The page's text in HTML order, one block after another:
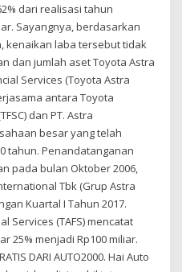
dari realisasi tahun
Sayangnya, berdasarkan
kenaikan laba tersebut tidak
dan jumlah aset Toyota Astra
Services (Toyota Astra
antara Toyota
dan PT. Astra
besar yang telah
tahun. Penandatanganan
pada bulan Oktober 2006,
Tbk (Grup Astra
Kuartal I Tahun 2017.
Services (TAFS) mencatat
25% menjadi Rp100 miliar.
DARI AUTO2000. Hai Auto